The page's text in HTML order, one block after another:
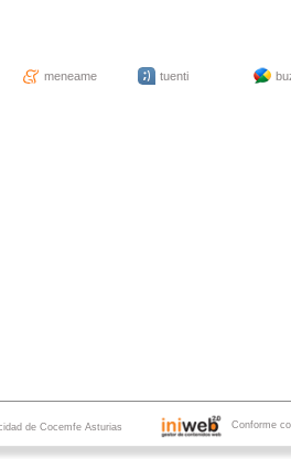
meneame tuenti
de Cocemfe Asturias Conforme